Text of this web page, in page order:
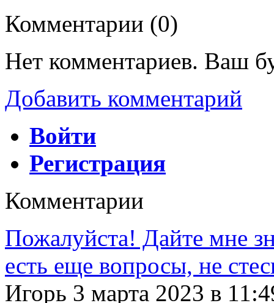
Комментарии (0)
Нет комментариев. Ваш
Добавить комментарий
Войти
Регистрация
Комментарии
Пожалуйста! Дайте мне
есть еще вопросы, не
Игорь 3 марта 2023 в